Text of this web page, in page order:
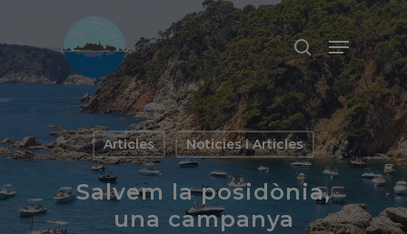
Prem ENTER per a buscar o ESC
per a tancar
Articles Noticies i Articles
Salvem la posidònia,
una campanya